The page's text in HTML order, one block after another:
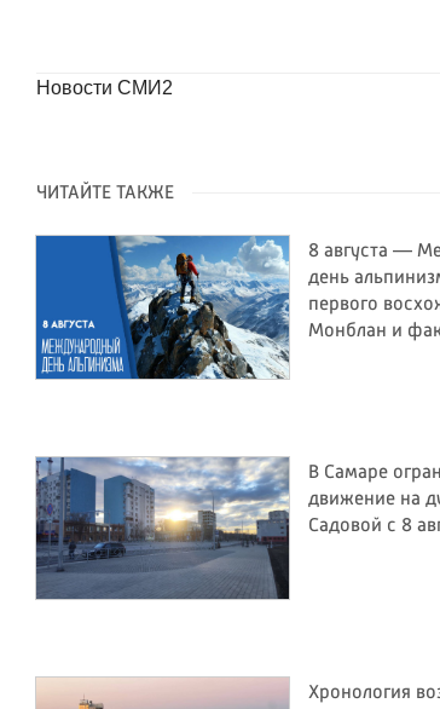
Новости СМИ2
ЧИТАЙТЕ ТАКЖЕ
8 августа —
день
первого
Монблан и
В Самаре
движение на
Садовой с 8
Хронология